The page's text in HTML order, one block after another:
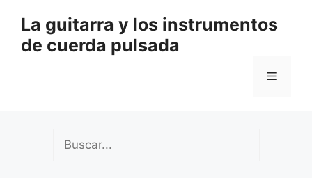
contenido
La guitarra y los instrumentos
de cuerda pulsada
Menú